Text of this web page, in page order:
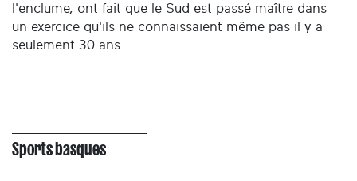
l'enclume, ont fait que le Sud est passé maître dans
un exercice qu'ils ne connaissaient même pas il y a
seulement 30 ans.
Sports basques